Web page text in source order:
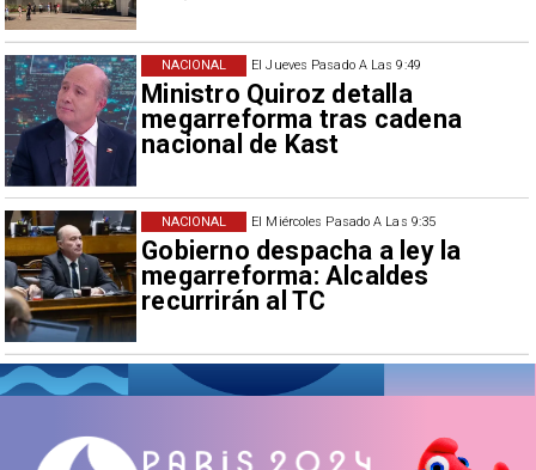
El Jueves Pasado A Las 9:49
Ministro Quiroz detalla
megarreforma tras cadena
nacional de Kast
NACIONAL
El Miércoles Pasado A Las 9:35
Gobierno despacha a ley la
megarreforma: Alcaldes
recurrirán al TC
NACIONAL